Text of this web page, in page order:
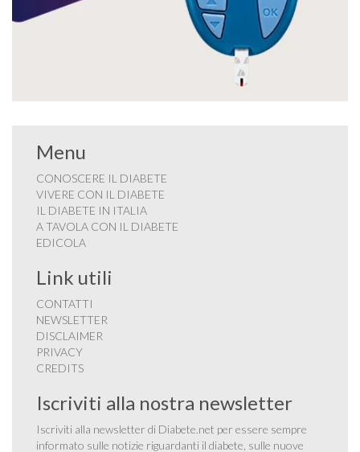
Menu
CONOSCERE IL DIABETE
VIVERE CON IL DIABETE
IL DIABETE IN ITALIA
A TAVOLA CON IL DIABETE
EDICOLA
Link utili
CONTATTI
NEWSLETTER
DISCLAIMER
PRIVACY
CREDITS
Iscriviti alla nostra newsletter
Iscriviti alla newsletter di Diabete.net per essere sempre
informato sulle notizie riguardanti il diabete, sulle nuove